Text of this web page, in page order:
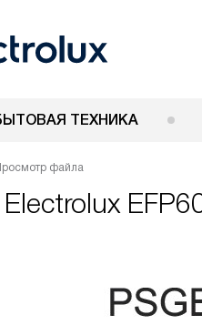
ТЕХНИКА
файла